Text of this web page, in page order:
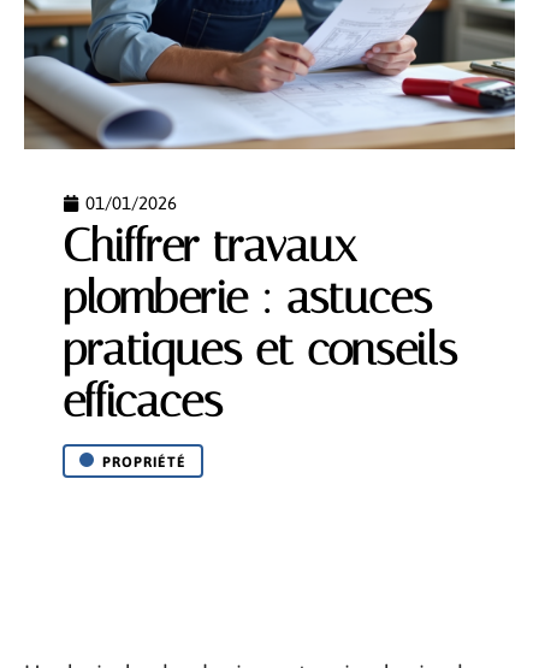
01/01/2026
Chiffrer travaux
plomberie : astuces
pratiques et conseils
efficaces
PROPRIÉTÉ